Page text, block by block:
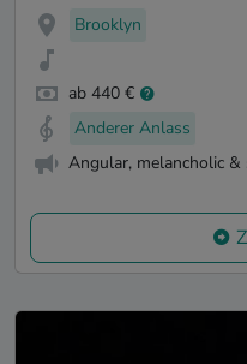
Brooklyn
ab 440 €
Anderer Anlass
Angular, melancholic &